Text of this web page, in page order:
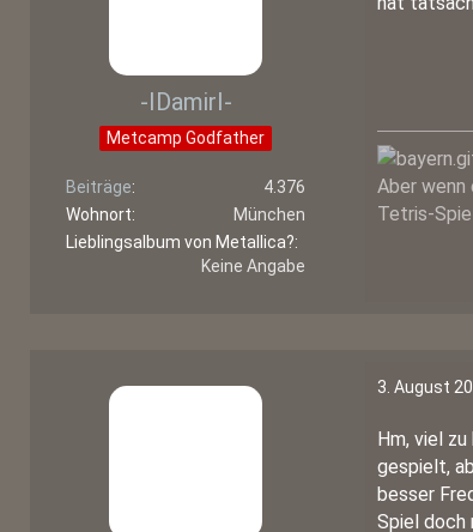
-IDamirI-
Metcamp Godfather
Beiträge
4.376
Wohnort
München
Lieblingsalbum von Metallica?
Keine Angabe
Aber wenn
Tetris-
3. August
Hm, viel
gespielt,
besser
Spiel doch